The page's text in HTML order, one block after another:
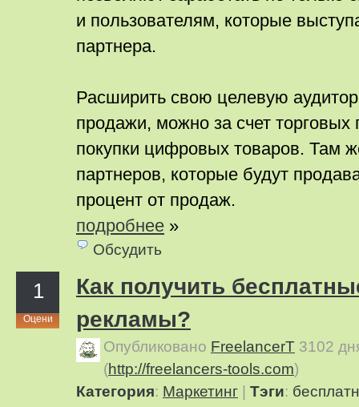
и пользователям, которые
партнера.
Расширить свою целевую
продажи, можно за счет
покупки цифровых товаров. Там
партнеров, которые будут
процент от продаж.
подробнее »
Обсудить
1
Оцени
Как получить
рекламы?
Опубликовано FreelancerT 3102
(http://freelancers-tools.com)
Категория: Маркетинг Тэги: